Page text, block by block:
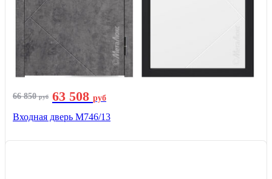
66 850руб 63 508 руб
Входная дверь М746/13